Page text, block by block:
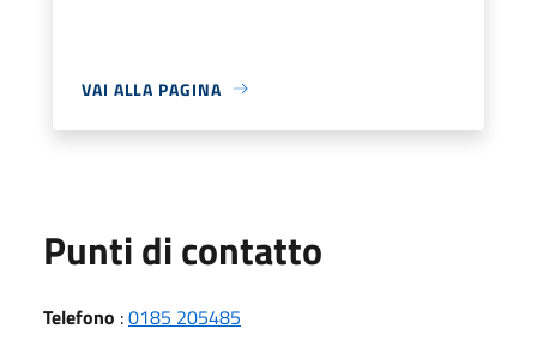
VAI ALLA PAGINA
Punti di contatto
Telefono :0185 205485